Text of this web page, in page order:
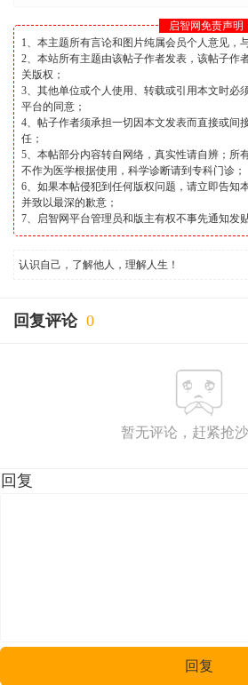
启智网免责声明
1、本主题所有言论和图片纯属会员个人意见，
2、本站所有主题由该帖子作者发表，该帖子作
关版权；
3、其他单位或个人使用、转载或引用本文时必
平台的同意；
4、帖子作者须承担一切因本文发表而直接或间
任；
5、本帖部分内容转自网络，真实性请自辨；所
不作为医学根据使用，科学诊断请到专科门诊；
6、如果本帖侵犯到任何版权问题，请立即告知
并致以最深的歉意；
7、启智网平台管理员和版主有权不事先通知发
认识自己，了解他人，理解人生！
回复评论 0
暂无评论，赶紧抢
回复
回复